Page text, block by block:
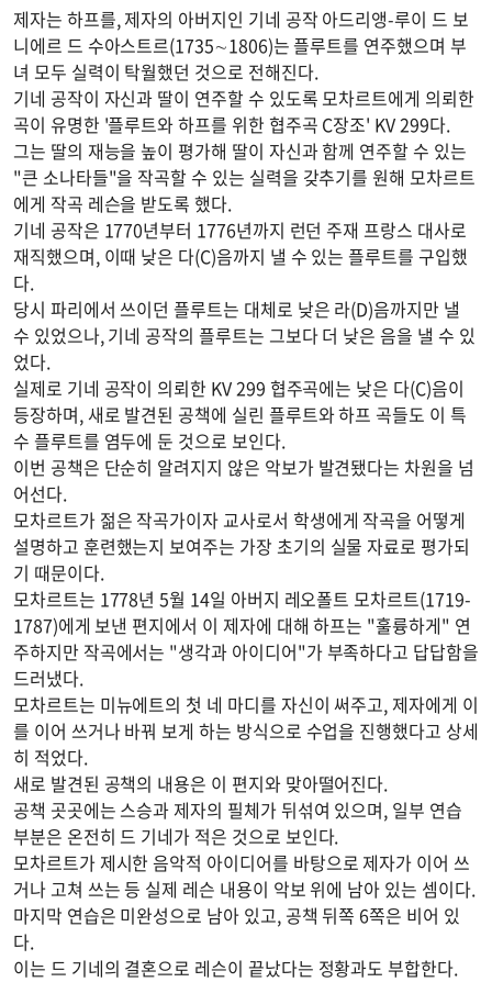
제자는 하프를, 제자의 아버지인 기네 공작 아드리앵-루이 드 보
니에르 드 수아스트르(1735∼1806)는 플루트를 연주했으며 부
녀 모두 실력이 탁월했던 것으로 전해진다.
기네 공작이 자신과 딸이 연주할 수 있도록 모차르트에게 의뢰한
곡이 유명한 '플루트와 하프를 위한 협주곡 C장조' KV 299다.
그는 딸의 재능을 높이 평가해 딸이 자신과 함께 연주할 수 있는
"큰 소나타들"을 작곡할 수 있는 실력을 갖추기를 원해 모차르트
에게 작곡 레슨을 받도록 했다.
기네 공작은 1770년부터 1776년까지 런던 주재 프랑스 대사로
재직했으며, 이때 낮은 다(C)음까지 낼 수 있는 플루트를 구입했
다.
당시 파리에서 쓰이던 플루트는 대체로 낮은 라(D)음까지만 낼
수 있었으나, 기네 공작의 플루트는 그보다 더 낮은 음을 낼 수 있
었다.
실제로 기네 공작이 의뢰한 KV 299 협주곡에는 낮은 다(C)음이
등장하며, 새로 발견된 공책에 실린 플루트와 하프 곡들도 이 특
수 플루트를 염두에 둔 것으로 보인다.
이번 공책은 단순히 알려지지 않은 악보가 발견됐다는 차원을 넘
어선다.
모차르트가 젊은 작곡가이자 교사로서 학생에게 작곡을 어떻게
설명하고 훈련했는지 보여주는 가장 초기의 실물 자료로 평가되
기 때문이다.
모차르트는 1778년 5월 14일 아버지 레오폴트 모차르트(1719-
1787)에게 보낸 편지에서 이 제자에 대해 하프는 "훌륭하게" 연
주하지만 작곡에서는 "생각과 아이디어"가 부족하다고 답답함을
드러냈다.
모차르트는 미뉴에트의 첫 네 마디를 자신이 써주고, 제자에게 이
를 이어 쓰거나 바꿔 보게 하는 방식으로 수업을 진행했다고 상세
히 적었다.
새로 발견된 공책의 내용은 이 편지와 맞아떨어진다.
공책 곳곳에는 스승과 제자의 필체가 뒤섞여 있으며, 일부 연습
부분은 온전히 드 기네가 적은 것으로 보인다.
모차르트가 제시한 음악적 아이디어를 바탕으로 제자가 이어 쓰
거나 고쳐 쓰는 등 실제 레슨 내용이 악보 위에 남아 있는 셈이다.
마지막 연습은 미완성으로 남아 있고, 공책 뒤쪽 6쪽은 비어 있
다.
이는 드 기네의 결혼으로 레슨이 끝났다는 정황과도 부합한다.